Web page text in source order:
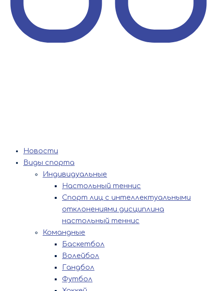
Новости
Виды спорта
Индивидуальные
Настольный теннис
Спорт лиц с интеллектуальными
отклонениями дисциплина
настольный теннис
Командные
Баскетбол
Волейбол
Гандбол
Футбол